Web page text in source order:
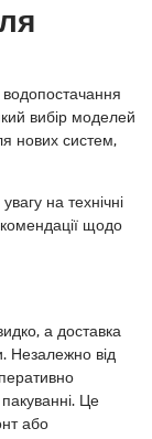
вибір моделей
нових систем,
на технічні
щодо
а доставка
Незалежно від
Це
або